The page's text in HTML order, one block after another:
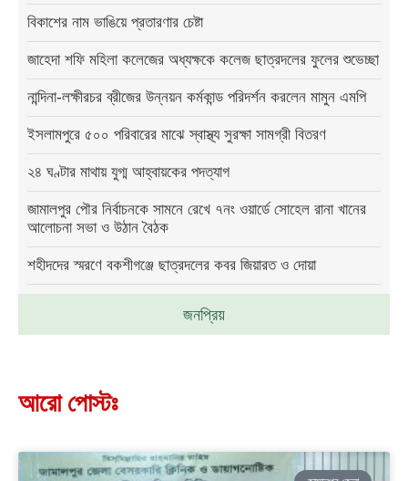
জনপ্রিয়
বিকাশের নাম ভাঙিয়ে প্রতারণার চেষ্টা
জাহেদা শফি মহিলা কলেজের অধ্যক্ষকে কলেজ ছাত্রদলের ফুলের শুভেচ্ছা
নান্দিনা-লক্ষীরচর ব্রীজের উন্নয়ন কর্মকান্ড পরিদর্শন করলেন মামুন এমপি
ইসলামপুরে ৫০০ পরিবারের মাঝে স্বাস্থ্য সুরক্ষা সামগ্রী বিতরণ
২৪ ঘণ্টার মাথায় যুগ্ম আহ্বায়কের পদত্যাগ
জামালপুর পৌর নির্বাচনকে সামনে রেখে ৭নং ওয়ার্ডে সোহেল রানা খানের
আলোচনা সভা ও উঠান বৈঠক
শহীদদের স্মরণে বকশীগঞ্জে ছাত্রদলের কবর জিয়ারত ও দোয়া
আরো পোস্টঃ